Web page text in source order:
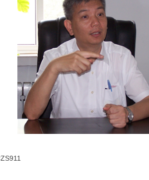
ZS911